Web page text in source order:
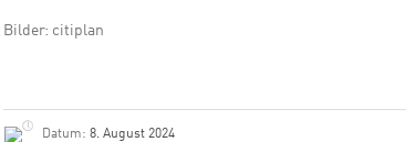
Bilder: citiplan
Datum:8. August 2024